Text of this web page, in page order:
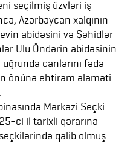
seçilmiş üzvləri iş
Azərbaycan xalqının
abidəsini və Şəhidlər
Ulu Öndərin abidəsinin
canlarını fəda
önünə ehtiram əlaməti
Mərkəzi Seçki
ci il tarixli qərarına
qalib olmuş